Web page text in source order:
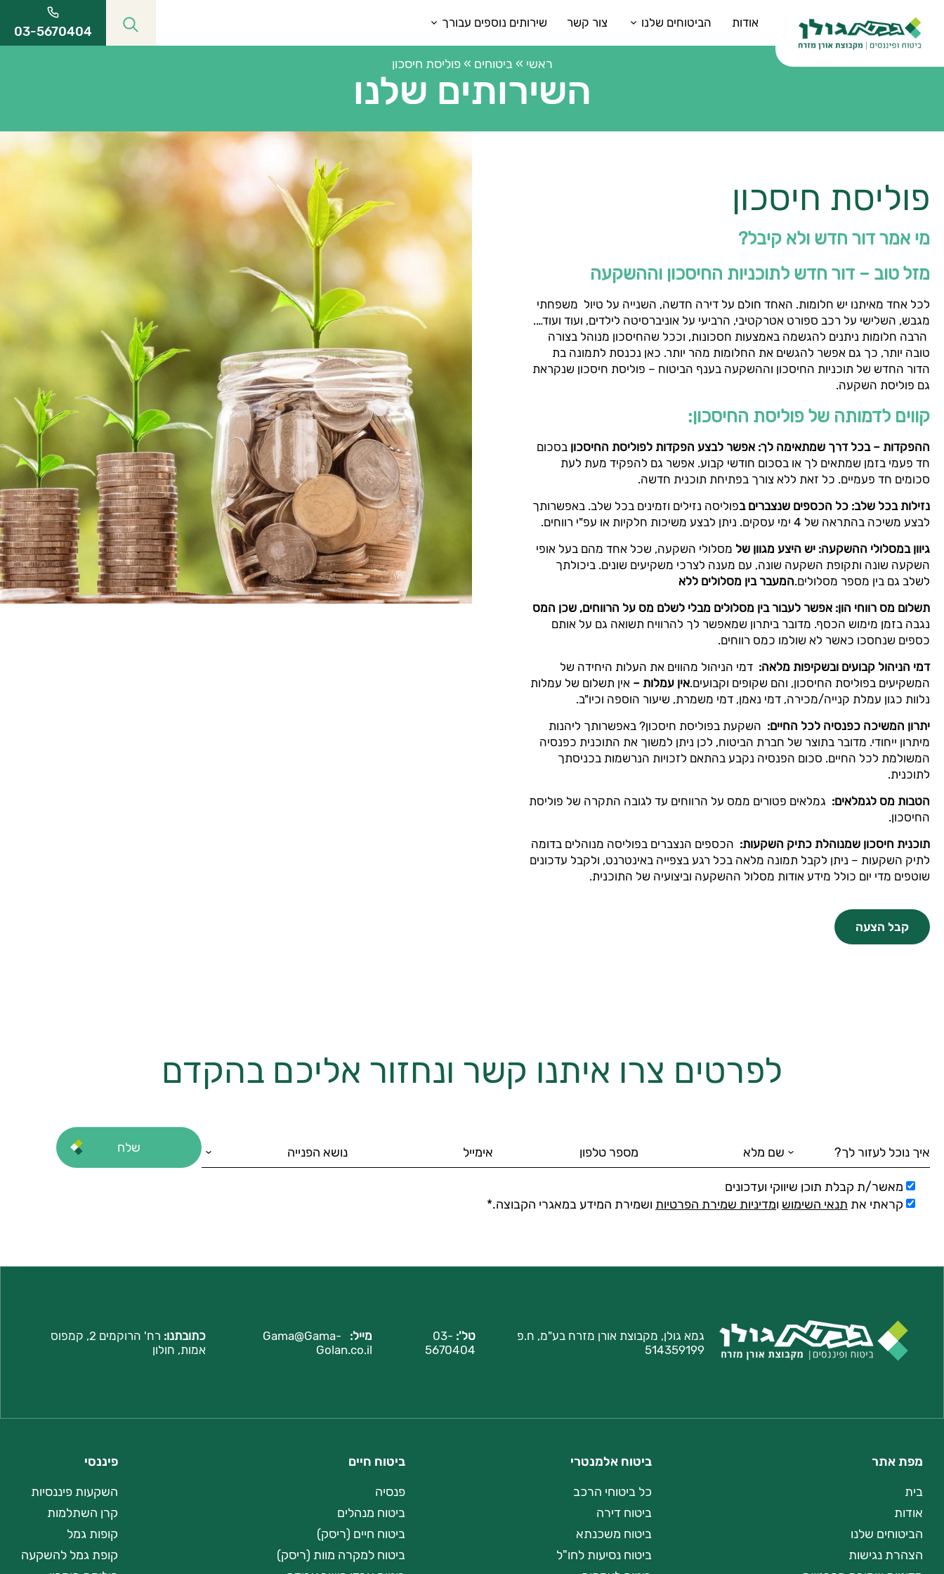
אודות הביטוחים שלנו צור קשר שירותים נוספים עבורך
03-5670404
ראשי »ביטוחים »פוליסת חיסכון
השירותים שלנו
פוליסת חיסכון
מי אמר דור חדש ולא קיבל?
מזל טוב – דור חדש לתוכניות החיסכון וההשקעה
לכל אחד מאיתנו יש חלומות. האחד חולם על דירה חדשה, השנייה על טיול משפחתי
מגבש, השלישי על רכב ספורט אטרקטיבי, הרביעי על אוניברסיטה לילדים, ועוד ועוד….
הרבה חלומות ניתנים להגשמה באמצעות חסכונות, וככל שהחיסכון מנוהל בצורה
טובה יותר, כך גם אפשר להגשים את החלומות מהר יותר. כאן נכנסת לתמונה בת
הדור החדש של תוכניות החיסכון וההשקעה בענף הביטוח – פוליסת חיסכון שנקראת
גם פוליסת השקעה.
קווים לדמותה של פוליסת החיסכון:
ההפקדות – בכל דרך שמתאימה לך: אפשר לבצע הפקדות לפוליסת החיסכון בסכום
חד פעמי בזמן שמתאים לך או בסכום חודשי קבוע. אפשר גם להפקיד מעת לעת
סכומים חד פעמיים. כל זאת ללא צורך בפתיחת תוכנית חדשה.
נזילות בכל שלב: כל הכספים שנצברים בפוליסה נזילים וזמינים בכל שלב. באפשרותך
לבצע משיכה בהתראה של 4 ימי עסקים. ניתן לבצע משיכות חלקיות או עפ"י רווחים.
גיוון במסלולי ההשקעה: יש היצע מגוון של מסלולי השקעה, שכל אחד מהם בעל אופי
השקעה שונה ותקופת השקעה שונה, עם מענה לצרכי משקיעים שונים. ביכולתך
לשלב גם בין מספר מסלולים.המעבר בין מסלולים ללא
תשלום מס רווחי הון: אפשר לעבור בין מסלולים מבלי לשלם מס על הרווחים, שכן המס
נגבה בזמן מימוש הכסף. מדובר ביתרון שמאפשר לך להרוויח תשואה גם על אותם
כספים שנחסכו כאשר לא שולמו כמס רווחים.
דמי הניהול קבועים ובשקיפות מלאה: דמי הניהול מהווים את העלות היחידה של
המשקיעים בפוליסת החיסכון, והם שקופים וקבועים.אין עמלות – אין תשלום של עמלות
נלוות כגון עמלת קנייה/מכירה, דמי נאמן, דמי משמרת, שיעור הוספה וכיו"ב.
יתרון המשיכה כפנסיה לכל החיים: השקעת בפוליסת חיסכון? באפשרותך ליהנות
מיתרון ייחודי. מדובר בתוצר של חברת הביטוח, לכן ניתן למשוך את התוכנית כפנסיה
המשולמת לכל החיים. סכום הפנסיה נקבע בהתאם לזכויות הנרשמות בכניסתך
לתוכנית.
הטבות מס לגמלאים: גמלאים פטורים ממס על הרווחים עד לגובה התקרה של פוליסת
החיסכון.
תוכנית חיסכון שמנוהלת כתיק השקעות: הכספים הנצברים בפוליסה מנוהלים בדומה
לתיק השקעות – ניתן לקבל תמונה מלאה בכל רגע בצפייה באינטרנט, ולקבל עדכונים
שוטפים מדי יום כולל מידע אודות מסלול ההשקעה וביצועיה של התוכנית.
קבל הצעה
לפרטים צרו איתנו קשר ונחזור אליכם בהקדם
מאשר/ת קבלת תוכן שיווקי ועדכונים
קראתי את תנאי השימוש ומדיניות שמירת הפרטיות ושמירת המידע במאגרי הקבוצה.*
גמא גולן, מקבוצת אורן מזרח בע"מ, ח.פ
514359199
טל': 03-
5670404
מייל:
Gama@Gama-
Golan.co.il
כתובתנו: רח'
הרוקמים 2, קמפוס
אמות, חולון
מפת אתר
בית
אודות
הביטוחים שלנו
הצהרת נגישות
ביטוח אלמנטרי
כל ביטוחי הרכב
ביטוח דירה
ביטוח משכנתא
ביטוח נסיעות לחו"ל
ביטוח חיים
פנסיה
ביטוח מנהלים
ביטוח חיים (ריסק)
ביטוח למקרה מוות (ריסק)
פיננסי
השקעות פיננסיות
קרן השתלמות
קופות גמל
קופת גמל להשקעה